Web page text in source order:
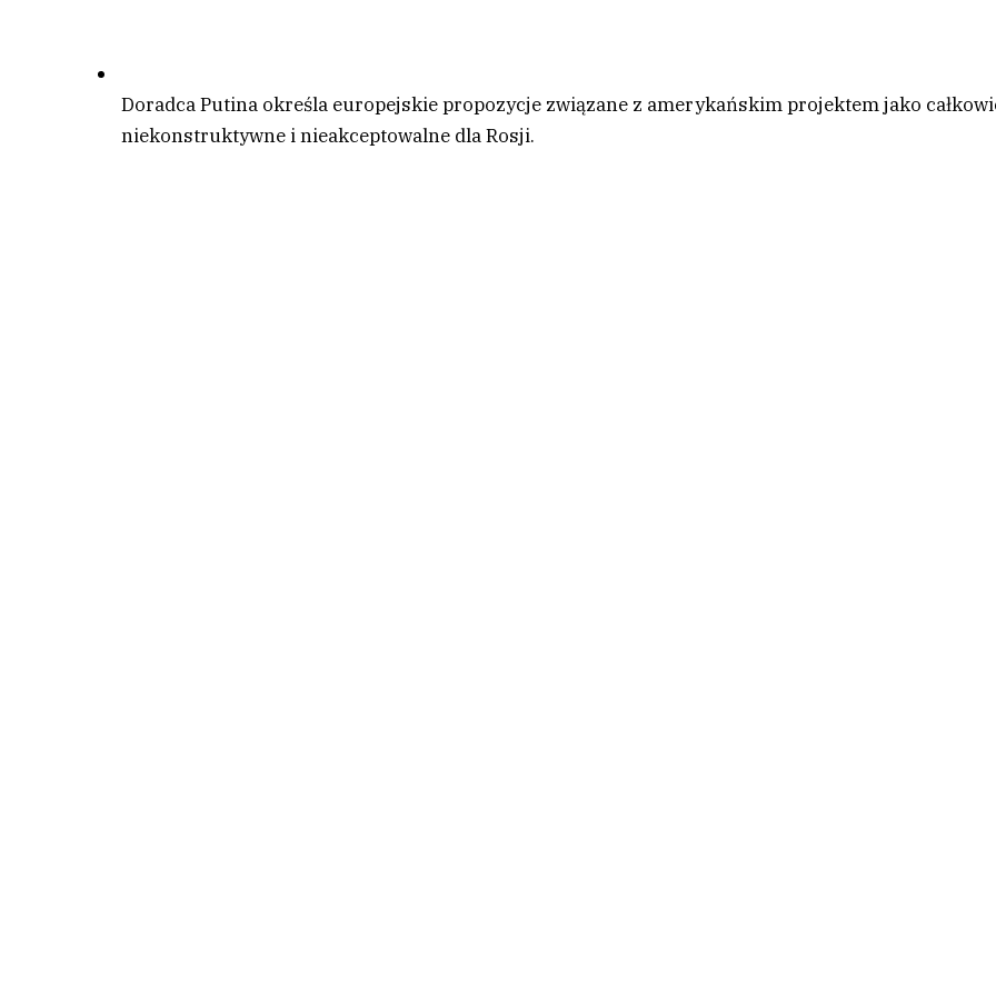
Doradca Putina określa europejskie propozycje związane z amerykańskim projektem jako
niekonstruktywne i nieakceptowalne dla Rosji.